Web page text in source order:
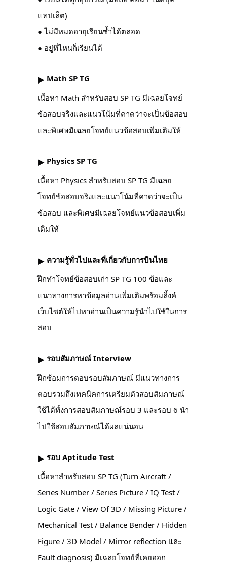
แทปเล็ต)
● ไม่มีหมดอายุเรียนซ้ำได้ตลอด
● อยู่ที่ไหนก็เรียนได้
▶︎ Math SP TG
เนื้อหา Math สำหรับสอบ SP TG มีเฉลยโจทย์
ข้อสอบจริงและแนวโน้มที่คาดว่าจะเป็นข้อสอบ
และพิเศษมีเฉลยโจทย์แนวข้อสอบเพิ่มเติมให้
▶︎ Physics SP TG
เนื้อหา Physics สำหรับสอบ SP TG มีเฉลย
โจทย์ข้อสอบจริงและแนวโน้มที่คาดว่าจะเป็น
ข้อสอบ และพิเศษมีเฉลยโจทย์แนวข้อสอบเพิ่ม
เติมให้
▶︎ ความรู้ทั่วไปและที่เกี่ยวกับการบินไทย
ฝึกทำโจทย์ข้อสอบเก่า SP TG 100 ข้อและ
แนวทางการหาข้อมูลอ่านเพิ่มเติมพร้อมลิ้งค์
เว็บไซต์ให้ไปหาอ่านเป็นความรู้นำไปใช้ในการ
สอบ
▶︎ รอบสัมภาษณ์ Interview
ฝึกซ้อมการตอบรอบสัมภาษณ์ มีแนวทางการ
ตอบรวมถึงเทคนิคการเตรียมตัวสอบสัมภาษณ์
ใช้ได้ทั้งการสอบสัมภาษณ์รอบ 3 และรอบ 6 นำ
ไปใช้สอบสัมภาษณ์ได้ผลแน่นอน
▶︎ รอบ Aptitude Test
เนื้อหาสำหรับสอบ SP TG (Turn Aircraft /
Series Number / Series Picture / IQ Test /
Logic Gate / View Of 3D / Missing Picture /
Mechanical Test / Balance Bender / Hidden
Figure / 3D Model / Mirror reflection และ
Fault diagnosis) มีเฉลยโจทย์ที่เคยออก